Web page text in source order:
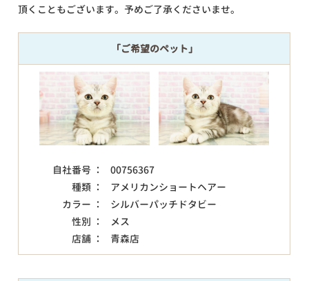
頂くこともございます。予めご了承くださいませ。
「ご希望のペット」
自社番号 ：
00756367
種類 ：
アメリカンショートヘアー
カラー ：
シルバーパッチドタビー
性別 ：
メス
店舗 ：
青森店